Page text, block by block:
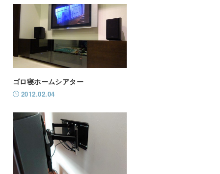
ゴロ寝ホームシアター
2012.02.04